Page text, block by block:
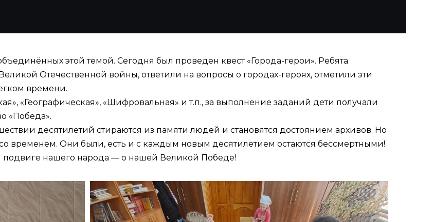
этой темой. Сегодня был проведен квест «Города-герои». Ребята
Отечественной войны, ответили на вопросы о городах-героях, отметили эти
времени.
«Географическая», «Шифровальная» и т.п., за выполнение заданий дети получали
«Победа».
десятилетий стираются из памяти людей и становятся достоянием архивов. Но
временем. Они были, есть и с каждым новым десятилетием остаются бессмертными!
подвиге нашего народа — о нашей Великой Победе!